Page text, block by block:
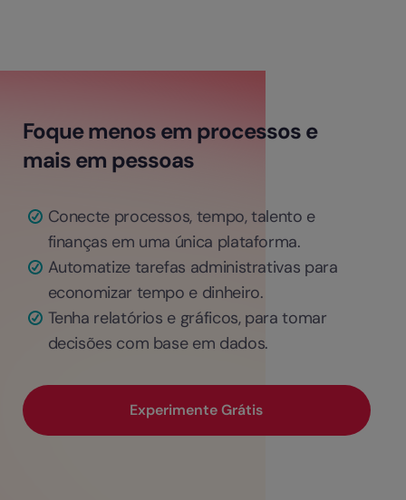
Foque menos em processos e
mais em pessoas
Conecte processos, tempo, talento e
finanças em uma única plataforma.
Automatize tarefas administrativas para
economizar tempo e dinheiro.
Tenha relatórios e gráficos, para tomar
decisões com base em dados.
Experimente Grátis